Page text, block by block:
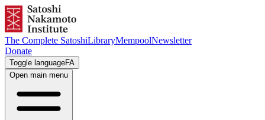
The Complete SatoshiLibraryMempoolNewsletter
Donate
Toggle languageFA
Open main menu